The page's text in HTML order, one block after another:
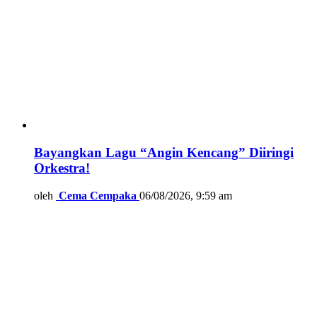
Bayangkan Lagu “Angin Kencang” Diiringi
Orkestra!
oleh Cema Cempaka 06/08/2026, 9:59 am